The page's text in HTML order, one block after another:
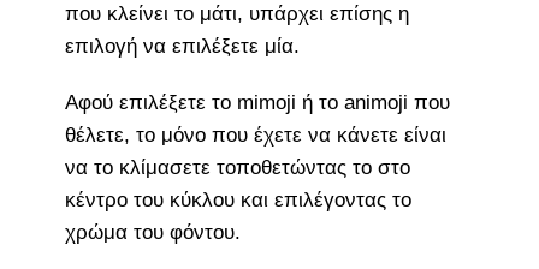
που κλείνει το μάτι, υπάρχει επίσης η
επιλογή να επιλέξετε μία.
Αφού επιλέξετε το mimoji ή το animoji που
θέλετε, το μόνο που έχετε να κάνετε είναι
να το κλίμασετε τοποθετώντας το στο
κέντρο του κύκλου και επιλέγοντας το
χρώμα του φόντου.